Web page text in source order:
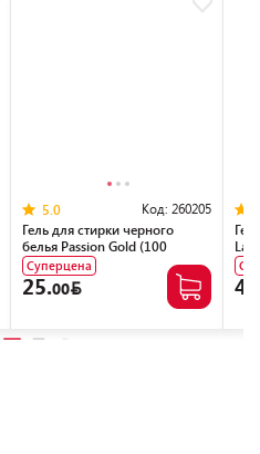
5.0 Код: 260205
Гель для стирки черного
белья Passion Gold (100
стирок) 4 л
Суперцена
25.00
(90